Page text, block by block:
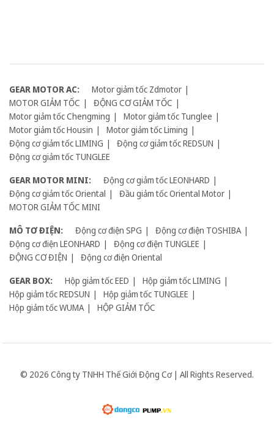
GEAR MOTOR AC:
Motor giảm tốc Zdmotor
MOTOR GIẢM TỐC
ĐỘNG CƠ GIẢM TỐC
Motor giảm tốc Chengming
Motor giảm tốc Tunglee
Motor giảm tốc Housin
Motor giảm tốc Liming
Động cơ giảm tốc LIMING
Động cơ giảm tốc REDSUN
Động cơ giảm tốc TUNGLEE
GEAR MOTOR MINI:
Động cơ giảm tốc LEONHARD
Động cơ giảm tốc Oriental
Đầu giảm tốc Oriental Motor
MOTOR GIẢM TỐC MINI
MÔ TƠ ĐIỆN:
Động cơ điện SPG
Động cơ điện TOSHIBA
Động cơ điện LEONHARD
Động cơ điện TUNGLEE
ĐỘNG CƠ ĐIỆN
Động cơ điện Oriental
GEAR BOX:
Hộp giảm tốc EED
Hộp giảm tốc LIMING
Hộp giảm tốc REDSUN
Hộp giảm tốc TUNGLEE
Hộp giảm tốc WUMA
HỘP GIẢM TỐC
© 2026 Công ty TNHH Thế Giới Động Cơ | All Rights Reserved.